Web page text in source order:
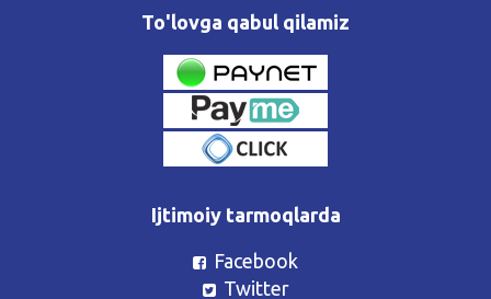
To'lovga qabul qilamiz
Ijtimoiy tarmoqlarda
Facebook
Twitter